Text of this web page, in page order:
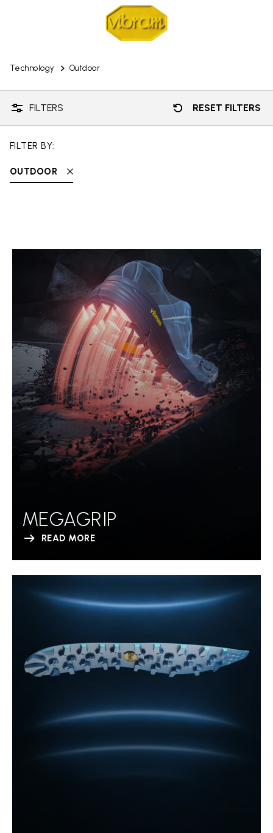
Technology Outdoor
FILTERS RESET FILTERS
FILTER BY:
OUTDOOR
MEGAGRIP
READ MORE